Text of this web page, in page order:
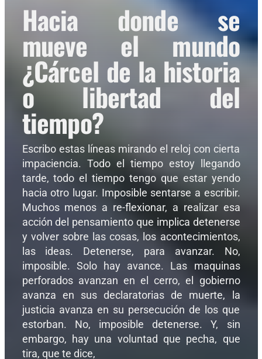
Hacia donde se
mueve el mundo
¿Cárcel de la historia
o libertad del
tiempo?
Escribo estas líneas mirando el reloj con cierta
impaciencia. Todo el tiempo estoy llegando
tarde, todo el tiempo tengo que estar yendo
hacia otro lugar. Imposible sentarse a escribir.
Muchos menos a re-flexionar, a realizar esa
acción del pensamiento que implica detenerse
y volver sobre las cosas, los acontecimientos,
las ideas. Detenerse, para avanzar. No,
imposible. Solo hay avance. Las maquinas
perforados avanzan en el cerro, el gobierno
avanza en sus declaratorias de muerte, la
justicia avanza en su persecución de los que
estorban. No, imposible detenerse. Y, sin
embargo, hay una voluntad que pecha, que
tira, que te dice,